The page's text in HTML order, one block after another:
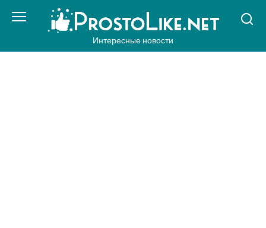
Интересные новости